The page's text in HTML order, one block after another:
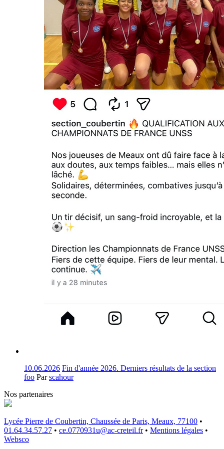
10.06.2026 Fin d'année 2026. Derniers résultats de la section
foo Parscahour
Nos partenaires
Lycée Pierre de Coubertin, Chaussée de Paris, Meaux, 77100 •
01.64.34.57.27 • ce.0770931u@ac-creteil.fr • Mentions légales •
Websco